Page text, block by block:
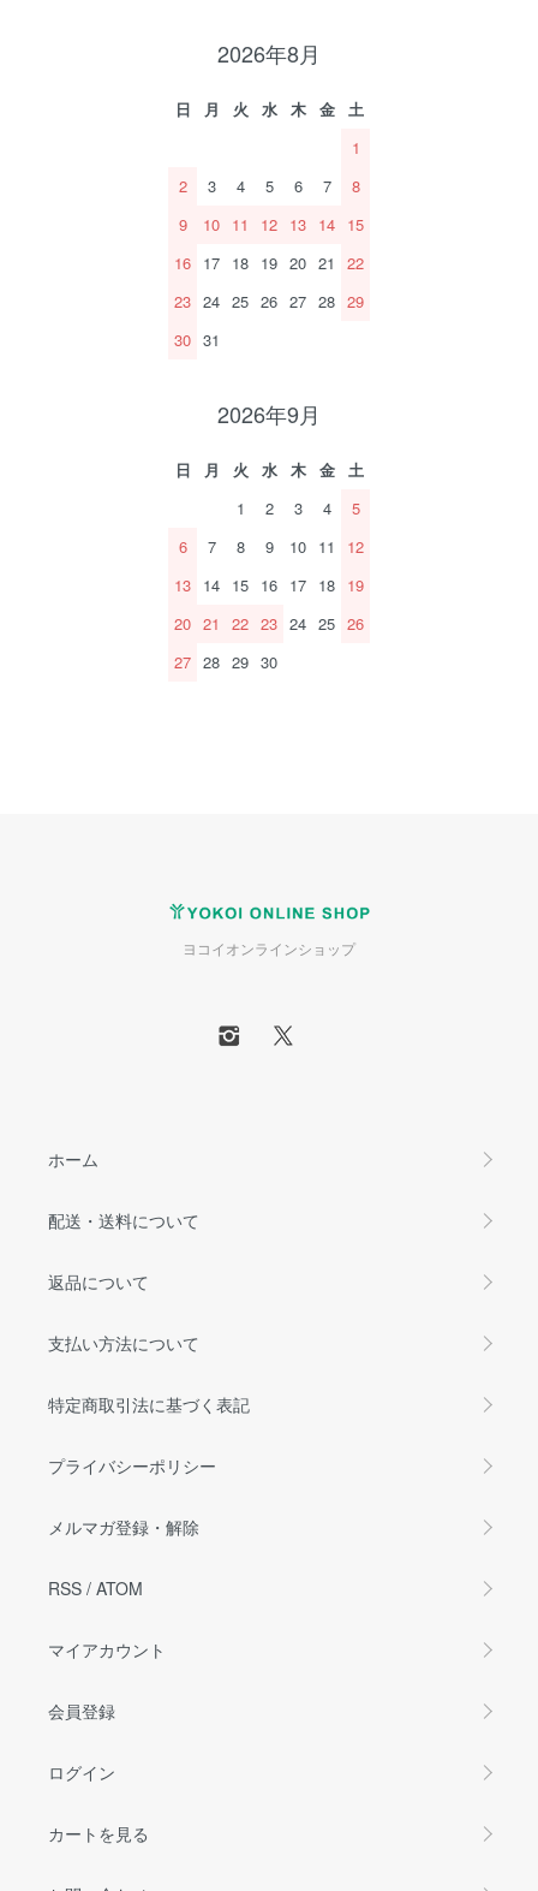
2026年8月
日 月 火 水 木 金
土
1
2
3 4 5 6 7
8
9
10 11 12 13 14 15
16 17 18 19 20 21
22
23 24 25 26 27 28 29
30 31
2026年9月
日 月 火 水 木 金
土
1
2 3 4
5
6
7 8 9 10 11
12
13 14 15 16 17 18 19
20 21 22 23 24 25 26
27 28 29 30
ヨコイオンラインショップ
ホーム
配送・送料について
返品について
支払い方法について
特定商取引法に基づく表記
プライバシーポリシー
メルマガ登録・解除
RSS / ATOM
マイアカウント
会員登録
ログイン
カートを見る